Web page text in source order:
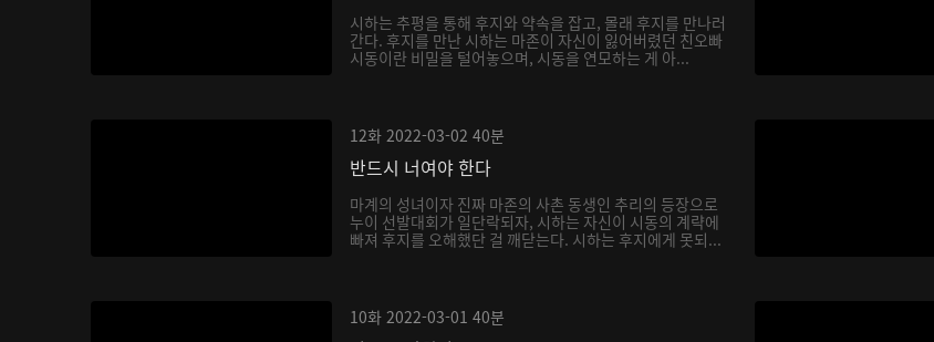
시하는 추평을 통해 후지와 약속을 잡고, 몰래 후지를 만나러
간다. 후지를 만난 시하는 마존이 자신이 잃어버렸던 친오빠
시동이란 비밀을 털어놓으며, 시동을 연모하는 게 아...
12화 2022-03-02 40분
반드시 너여야 한다
마계의 성녀이자 진짜 마존의 사촌 동생인 추리의 등장으로
누이 선발대회가 일단락되자, 시하는 자신이 시동의 계략에
빠져 후지를 오해했단 걸 깨닫는다. 시하는 후지에게 못되...
10화 2022-03-01 40분